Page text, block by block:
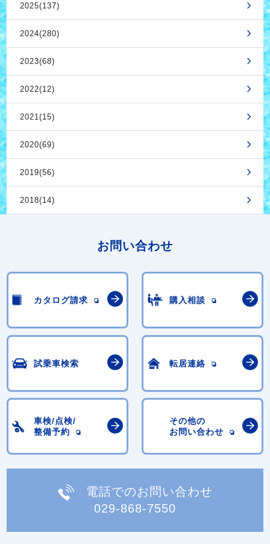
2025(137)
2024(280)
2023(68)
2022(12)
2021(15)
2020(69)
2019(56)
2018(14)
お問い合わせ
カタログ請求 購入相談
試乗車検索 転居連絡
車検/点検/
整備予約
その他の
お問い合わせ
電話でのお問い合わせ
029-868-7550